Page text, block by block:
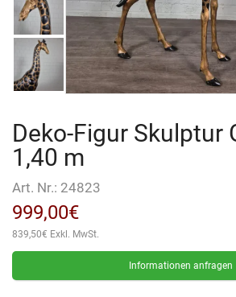
Deko-Figur Skulptur
1,40 m
Art. Nr.: 24823
999,00€
839,50€ Exkl. MwSt.
Informationen anfragen